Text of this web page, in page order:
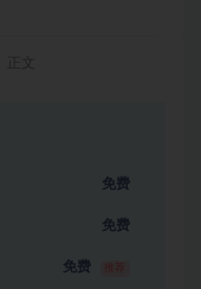
免费
免费
免费